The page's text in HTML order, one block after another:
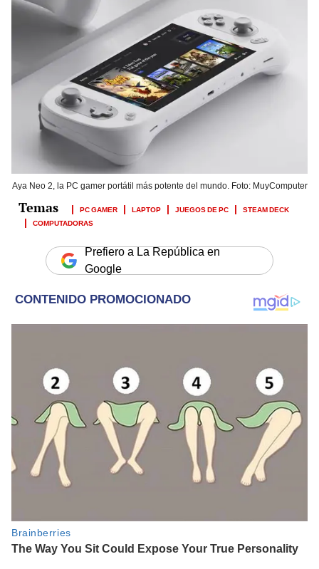
Aya Neo 2, la PC gamer portátil más potente del mundo. Foto: MuyComputer
PC GAMER LAPTOP JUEGOS DE PC
STEAM DECK
COMPUTADORAS
Prefiero a La República en
Google